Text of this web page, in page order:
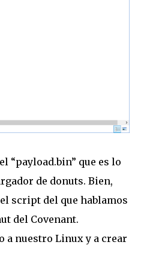
“payload.bin” que es lo
de donuts. Bien,
script del que hablamos
del Covenant.
a nuestro Linux y a crear